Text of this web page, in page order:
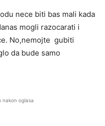
nece biti bas mali kada
mogli razocarati i
No,nemojte gubiti
da bude samo
nakon oglasa